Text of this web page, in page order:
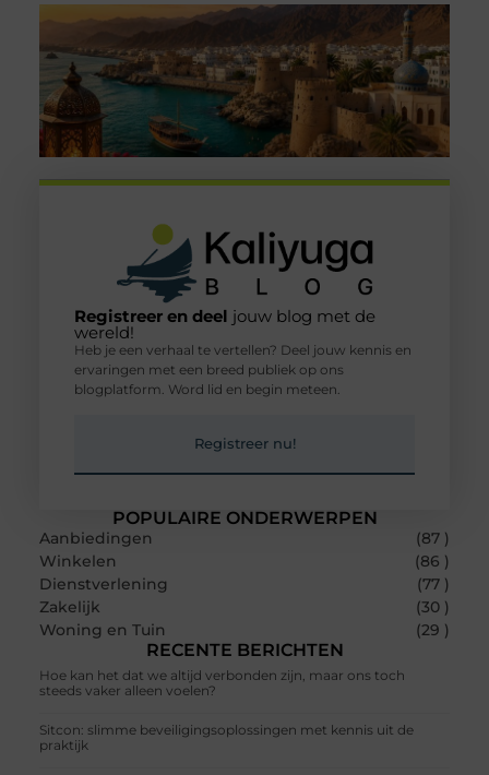
POPULAIRE ONDERWERPEN
Aanbiedingen
(87 )
Winkelen
(86 )
Dienstverlening
(77 )
Zakelijk
(30 )
Woning en Tuin
(29 )
RECENTE BERICHTEN
Hoe kan het dat we altijd verbonden zijn, maar ons toch
steeds vaker alleen voelen?
Sitcon: slimme beveiligingsoplossingen met kennis uit de
praktijk
Registreer en deel jouw blog met de
wereld!
Heb je een verhaal te vertellen? Deel jouw kennis en
ervaringen met een breed publiek op ons
blogplatform. Word lid en begin meteen.
Registreer nu!